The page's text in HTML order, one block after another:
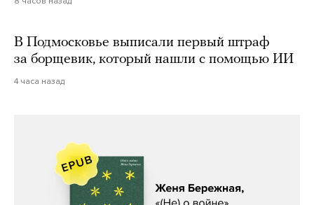
В Подмосковье выписали первый штраф
за борщевик, который нашли с помощью ИИ
4 часа назад